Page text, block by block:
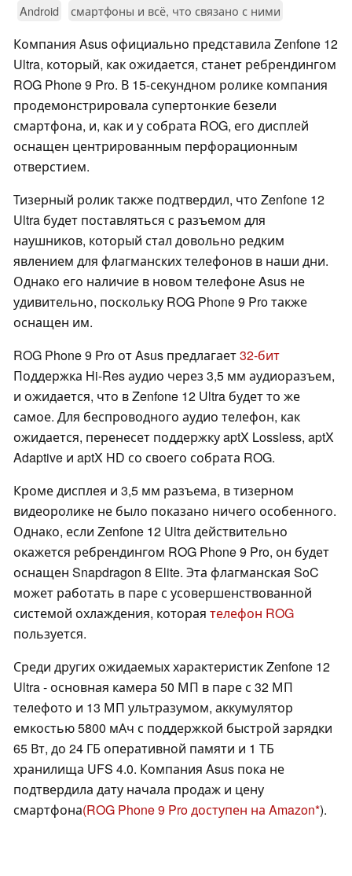
Android смартфоны и всё, что связано с ними
Компания Asus официально представила Zenfone 12
Ultra, который, как ожидается, станет ребрендингом
ROG Phone 9 Pro. В 15-секундном ролике компания
продемонстрировала супертонкие безели
смартфона, и, как и у собрата ROG, его дисплей
оснащен центрированным перфорационным
отверстием.
Тизерный ролик также подтвердил, что Zenfone 12
Ultra будет поставляться с разъемом для
наушников, который стал довольно редким
явлением для флагманских телефонов в наши дни.
Однако его наличие в новом телефоне Asus не
удивительно, поскольку ROG Phone 9 Pro также
оснащен им.
ROG Phone 9 Pro от Asus предлагает32-бит
Поддержка Hi-Res аудио через 3,5 мм аудиоразъем,
и ожидается, что в Zenfone 12 Ultra будет то же
самое. Для беспроводного аудио телефон, как
ожидается, перенесет поддержку aptX Lossless, aptX
Adaptive и aptX HD со своего собрата ROG.
Кроме дисплея и 3,5 мм разъема, в тизерном
видеоролике не было показано ничего особенного.
Однако, если Zenfone 12 Ultra действительно
окажется ребрендингом ROG Phone 9 Pro, он будет
оснащен Snapdragon 8 Elite. Эта флагманская SoC
может работать в паре с усовершенствованной
системой охлаждения, которая телефон ROG
пользуется.
Среди других ожидаемых характеристик Zenfone 12
Ultra - основная камера 50 МП в паре с 32 МП
телефото и 13 МП ультразумом, аккумулятор
емкостью 5800 мАч с поддержкой быстрой зарядки
65 Вт, до 24 ГБ оперативной памяти и 1 ТБ
хранилища UFS 4.0. Компания Asus пока не
подтвердила дату начала продаж и цену
смартфона(ROG Phone 9 Pro доступен на Amazon ).